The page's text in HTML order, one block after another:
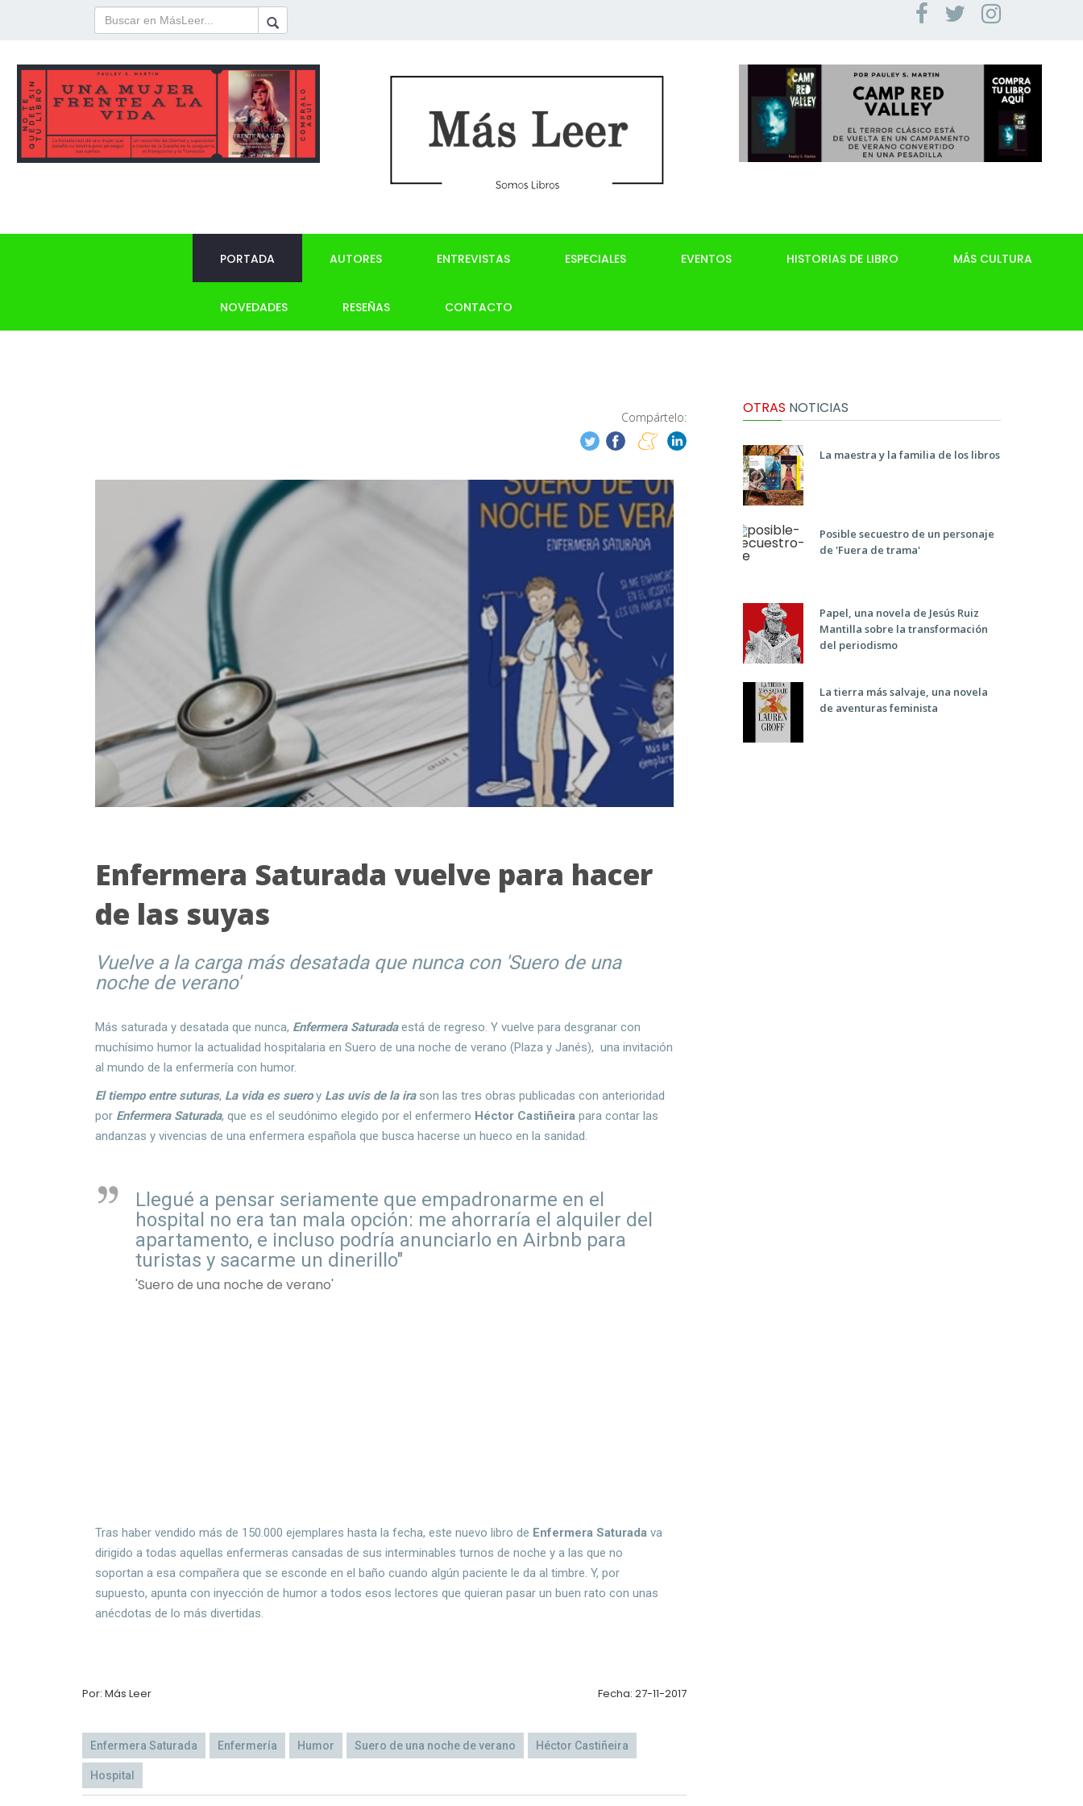
PORTADA AUTORES ENTREVISTAS ESPECIALES EVENTOS HISTORIAS DE LIBRO MÁS CULTURA
NOVEDADES RESEÑAS CONTACTO
Compártelo:
Enfermera Saturada vuelve para hacer
de las suyas
Vuelve a la carga más desatada que nunca con 'Suero de una
noche de verano'
Más saturada y desatada que nunca, Enfermera Saturadaestá de regreso. Y vuelve para desgranar con
muchísimo humor la actualidad hospitalaria en Suero de una noche de verano (Plaza y Janés), una invitación
al mundo de la enfermería con humor.
El tiempo entre suturas, La vida es sueroy Las uvis de la irason las tres obras publicadas con anterioridad
por Enfermera Saturada, que es el seudónimo elegido por el enfermero Héctor Castiñeirapara contar las
andanzas y vivencias de una enfermera española que busca hacerse un hueco en la sanidad.
Llegué a pensar seriamente que empadronarme en el
hospital no era tan mala opción: me ahorraría el alquiler del
apartamento, e incluso podría anunciarlo en Airbnb para
turistas y sacarme un dinerillo"
'Suero de una noche de verano'
Tras haber vendido más de 150.000 ejemplares hasta la fecha, este nuevo libro de Enfermera Saturada va
dirigido a todas aquellas enfermeras cansadas de sus interminables turnos de noche y a las que no
soportan a esa compañera que se esconde en el baño cuando algún paciente le da al timbre. Y, por
supuesto, apunta con inyección de humor a todos esos lectores que quieran pasar un buen rato con unas
anécdotas de lo más divertidas.
Por: Más Leer Fecha: 27-11-2017
Enfermera Saturada Enfermería Humor Suero de una noche de verano Héctor Castiñeira
Hospital
OTRAS NOTICIAS
La maestra y la familia de los libros
Posible secuestro de un personaje
de 'Fuera de trama'
Papel, una novela de Jesús Ruiz
Mantilla sobre la transformación
del periodismo
La tierra más salvaje, una novela
de aventuras feminista